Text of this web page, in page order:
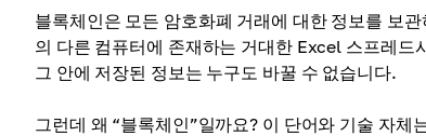
블록체인은 모든 암호화폐 거래에 대한 정보를 보
의 다른 컴퓨터에 존재하는 거대한 Excel 스프레드
그 안에 저장된 정보는 누구도 바꿀 수 없습니다.
그런데 왜 “블록체인”일까요? 이 단어와 기술 자